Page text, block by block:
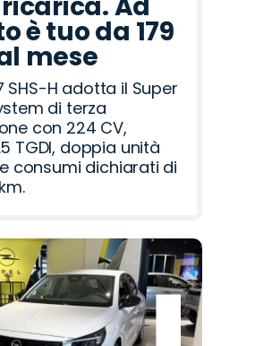
è tuo da 179
mese
SHS-H adotta il Super
di terza
con 224 CV,
TGDI, doppia unità
consumi dichiarati di